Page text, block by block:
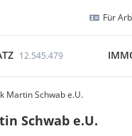
Für
12.545.479
Martin Schwab e.U.
Schwab e.U.